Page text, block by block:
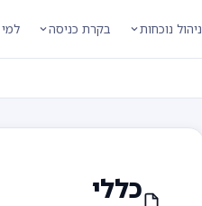
ניהול נוכחות בקרת כניסה
כללי